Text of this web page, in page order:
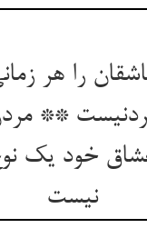
را هر
**
خود یک
نیست